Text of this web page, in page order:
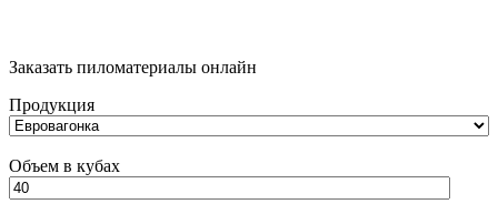
Заказать пиломатериалы онлайн
Продукция
Объем в кубах